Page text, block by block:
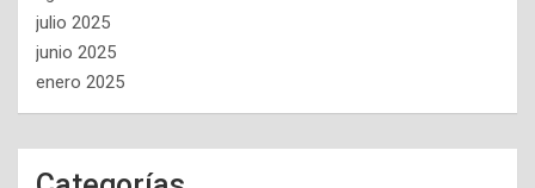
julio 2025
junio 2025
enero 2025